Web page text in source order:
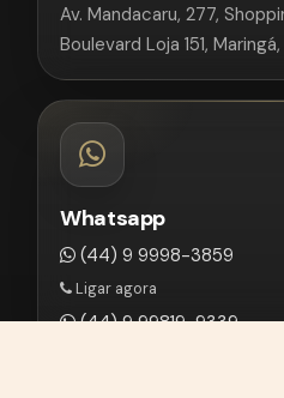
Av. Mandacaru, 277,
Boulevard Loja 151,
Whatsapp
(44) 9 9998-3859
Ligar agora
(44) 9 99819-9339